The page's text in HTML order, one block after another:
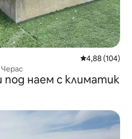
Средна
4,88 (104)
наем с климатик